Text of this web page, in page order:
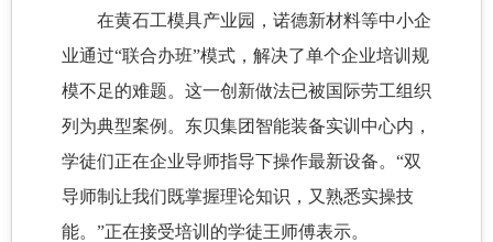
在黄石工模具产业园，诺德新材料等中小企
业通过“联合办班”模式，解决了单个企业培训规
模不足的难题。这一创新做法已被国际劳工组织
列为典型案例。东贝集团智能装备实训中心内，
学徒们正在企业导师指导下操作最新设备。“双
导师制让我们既掌握理论知识，又熟悉实操技
能。”正在接受培训的学徒王师傅表示。